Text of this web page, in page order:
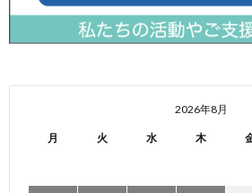
2026年8月
月 火 水 木